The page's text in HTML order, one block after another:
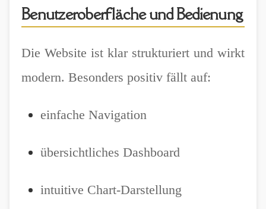
Benutzeroberfläche und Bedienung
Die Website ist klar strukturiert und wirkt
modern. Besonders positiv fällt auf:
einfache Navigation
übersichtliches Dashboard
intuitive Chart-Darstellung